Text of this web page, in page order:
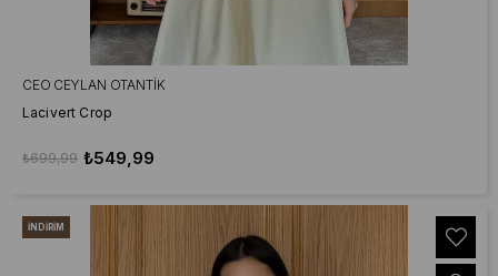
CEO CEYLAN OTANTIK
Lacivert Crop
₺549,99
₺699,99
İNDIRIM